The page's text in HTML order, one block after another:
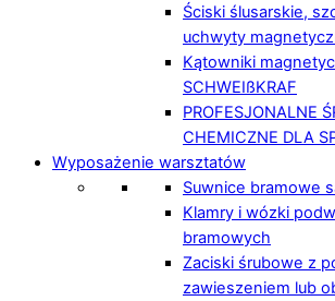
Ściski ślusarskie,
uchwyty
Kątowniki
SCHWEIßKRAF
PROFESJONALNE
CHEMICZNE DLA
Wyposażenie warsztatów
Suwnice bramowe
Klamry i wózki
bramowych
Zaciski śrubowe z
zawieszeniem lub